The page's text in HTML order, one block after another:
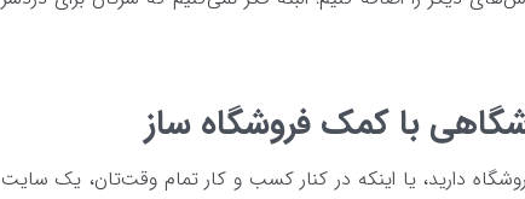
با کمک فروشگاه ساز
دارید، یا اینکه در کنار کسب و کار تمام وقت‌تان، یک سایت